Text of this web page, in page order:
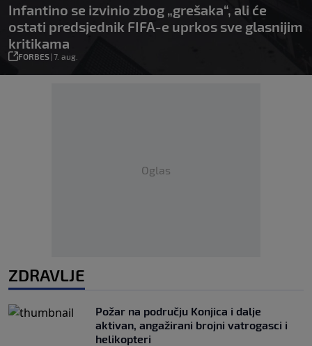
Infantino se izvinio zbog „grešaka“, ali će
ostati predsjednik FIFA-e uprkos sve glasnijim
kritikama
FORBES| 7. aug.
Oglas
ZDRAVLJE
Požar na području Konjica i dalje
aktivan, angažirani brojni vatrogasci i
helikopteri